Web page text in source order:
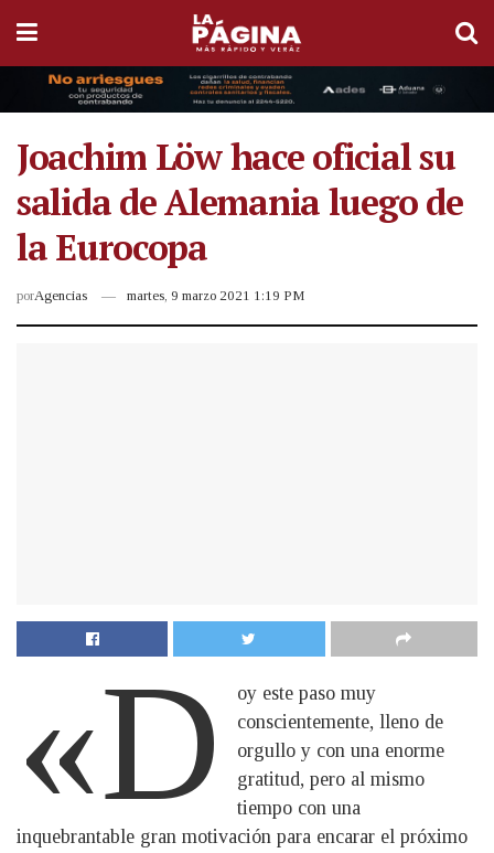
Joachim Löw hace oficial su
salida de Alemania luego de
la Eurocopa
porAgencias martes, 9 marzo 2021 1:19 PM
«D
oy este paso muy
conscientemente, lleno de
orgullo y con una enorme
gratitud, pero al mismo
tiempo con una
inquebrantable gran motivación para encarar el próximo